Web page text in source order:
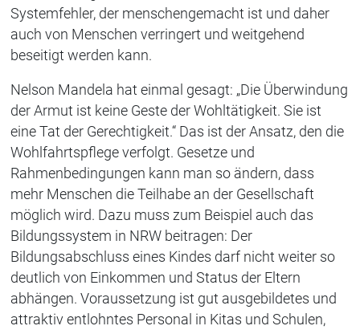
Systemfehler, der menschengemacht ist und daher
auch von Menschen verringert und weitgehend
beseitigt werden kann.
Nelson Mandela hat einmal gesagt: „Die Überwindung
der Armut ist keine Geste der Wohltätigkeit. Sie ist
eine Tat der Gerechtigkeit.“ Das ist der Ansatz, den die
Wohlfahrtspflege verfolgt. Gesetze und
Rahmenbedingungen kann man so ändern, dass
mehr Menschen die Teilhabe an der Gesellschaft
möglich wird. Dazu muss zum Beispiel auch das
Bildungssystem in NRW beitragen: Der
Bildungsabschluss eines Kindes darf nicht weiter so
deutlich von Einkommen und Status der Eltern
abhängen. Voraussetzung ist gut ausgebildetes und
attraktiv entlohntes Personal in Kitas und Schulen,